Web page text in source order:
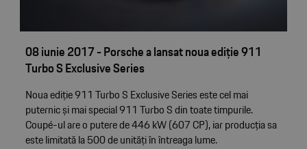
08 iunie 2017 - Porsche a lansat noua ediție 911
Turbo S Exclusive Series
Noua ediție 911 Turbo S Exclusive Series este cel mai
puternic și mai special 911 Turbo S din toate timpurile.
Coupé-ul are o putere de 446 kW (607 CP), iar producția sa
este limitată la 500 de unități în întreaga lume.